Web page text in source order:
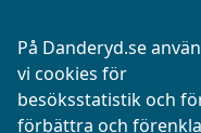
På Danderyd.se
vi cookies för
besöksstatistik och
förbättra och